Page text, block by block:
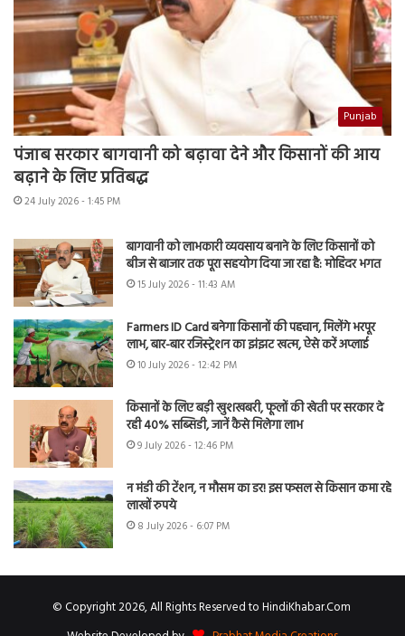
Punjab
पंजाब सरकार बागवानी को बढ़ावा देने और किसानों की आय
बढ़ाने के लिए प्रतिबद्ध
24 July 2026 - 1:45 PM
बागवानी को लाभकारी व्यवसाय बनाने के लिए किसानों को
बीज से बाजार तक पूरा सहयोग दिया जा रहा है: मोहिंदर भगत
15 July 2026 - 11:43 AM
Farmers ID Card बनेगा किसानों की पहचान, मिलेंगे भरपूर
लाभ, बार-बार रजिस्ट्रेशन का झंझट खत्म, ऐसे करें अप्लाई
10 July 2026 - 12:42 PM
किसानों के लिए बड़ी खुशखबरी, फूलों की खेती पर सरकार दे
रही 40% सब्सिडी, जानें कैसे मिलेगा लाभ
9 July 2026 - 12:46 PM
न मंडी की टेंशन, न मौसम का डर! इस फसल से किसान कमा रहे
लाखों रुपये
8 July 2026 - 6:07 PM
© Copyright 2026, All Rights Reserved to HindiKhabar.Com